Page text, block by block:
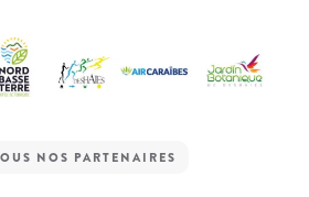
NOS PARTENAIRES